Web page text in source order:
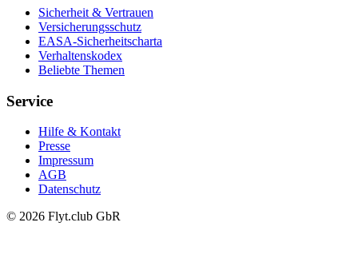
Sicherheit & Vertrauen
Versicherungsschutz
EASA-Sicherheitscharta
Verhaltenskodex
Beliebte Themen
Service
Hilfe & Kontakt
Presse
Impressum
AGB
Datenschutz
© 2026 Flyt.club GbR